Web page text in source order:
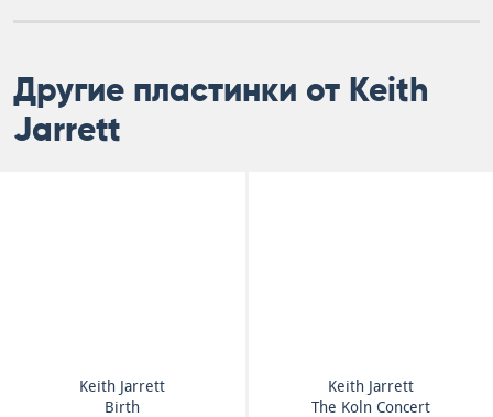
Другие пластинки от Keith
Jarrett
Keith Jarrett
Birth
Keith Jarrett
The Koln Concert